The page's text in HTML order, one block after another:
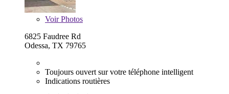
VoirPhotos
6825 Faudree Rd
Odessa, TX 79765
Toujours ouvert sur votre téléphone intelligent
Indications routières